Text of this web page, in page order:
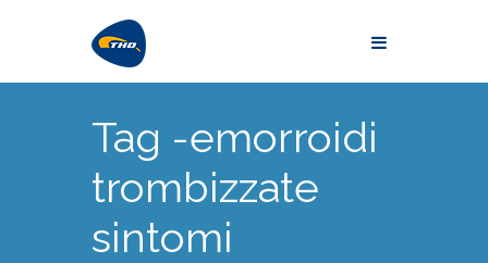
Tag -emorroidi
trombizzate
sintomi